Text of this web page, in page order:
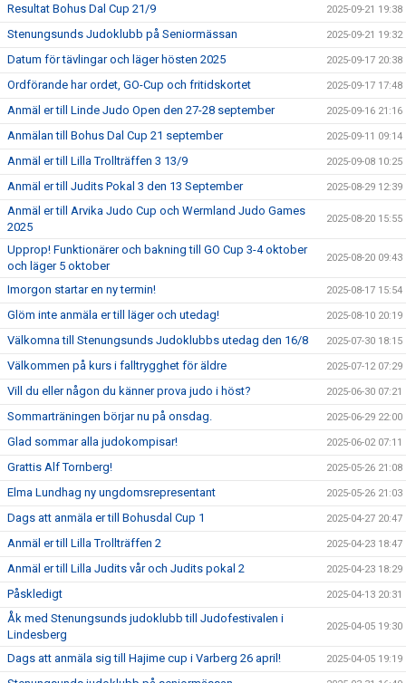
Resultat Bohus Dal Cup 21/9 2025-09-21 19:38
Stenungsunds Judoklubb på Seniormässan 2025-09-21 19:32
Datum för tävlingar och läger hösten 2025 2025-09-17 20:38
Ordförande har ordet, GO-Cup och fritidskortet 2025-09-17 17:48
Anmäl er till Linde Judo Open den 27-28 september 2025-09-16 21:16
Anmälan till Bohus Dal Cup 21 september 2025-09-11 09:14
Anmäl er till Lilla Trollträffen 3 13/9 2025-09-08 10:25
Anmäl er till Judits Pokal 3 den 13 September 2025-08-29 12:39
Anmäl er till Arvika Judo Cup och Wermland Judo Games
2025
2025-08-20 15:55
Upprop! Funktionärer och bakning till GO Cup 3-4 oktober
och läger 5 oktober
2025-08-20 09:43
Imorgon startar en ny termin! 2025-08-17 15:54
Glöm inte anmäla er till läger och utedag! 2025-08-10 20:19
Välkomna till Stenungsunds Judoklubbs utedag den 16/8 2025-07-30 18:15
Välkommen på kurs i falltrygghet för äldre 2025-07-12 07:29
Vill du eller någon du känner prova judo i höst? 2025-06-30 07:21
Sommarträningen börjar nu på onsdag. 2025-06-29 22:00
Glad sommar alla judokompisar! 2025-06-02 07:11
Grattis Alf Tornberg! 2025-05-26 21:08
Elma Lundhag ny ungdomsrepresentant 2025-05-26 21:03
Dags att anmäla er till Bohusdal Cup 1 2025-04-27 20:47
Anmäl er till Lilla Trollträffen 2 2025-04-23 18:47
Anmäl er till Lilla Judits vår och Judits pokal 2 2025-04-23 18:29
Påskledigt 2025-04-13 20:31
Åk med Stenungsunds judoklubb till Judofestivalen i
Lindesberg
2025-04-05 19:30
Dags att anmäla sig till Hajime cup i Varberg 26 april! 2025-04-05 19:19